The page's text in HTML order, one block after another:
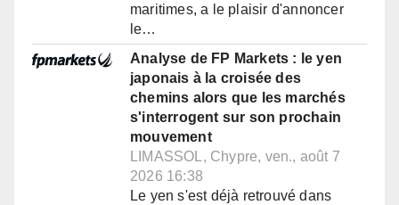
maritimes, a le plaisir d'annoncer
le…
Analyse de FP Markets : le yen
japonais à la croisée des
chemins alors que les marchés
s'interrogent sur son prochain
mouvement
LIMASSOL, Chypre, ven., août 7
2026 16:38
Le yen s'est déjà retrouvé dans